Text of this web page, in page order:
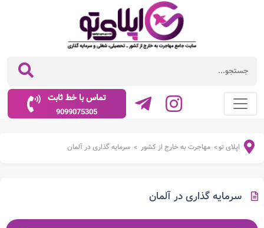
تماس با خط ثابت
9099075305
اپلای تو> مهاجرت به خارج از کشور > سرمایه گذاری در آلمان
سرمایه گذاری در آلمان